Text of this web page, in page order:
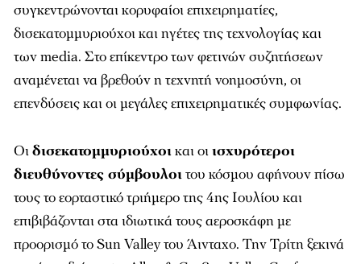
συγκεντρώνονται κορυφαίοι επιχειρηματίες,
δισεκατομμυριούχοι και ηγέτες της τεχνολογίας και
των media. Στο επίκεντρο των φετινών συζητήσεων
αναμένεται να βρεθούν η τεχνητή νοημοσύνη, οι
επενδύσεις και οι μεγάλες επιχειρηματικές συμφωνίας.
Οιδισεκατομμυριούχοικαι οιισχυρότεροι
διευθύνοντες σύμβουλοιτου κόσμου αφήνουν πίσω
τους το εορταστικό τριήμερο της 4ης Ιουλίου και
επιβιβάζονται στα ιδιωτικά τους αεροσκάφη με
προορισμό το Sun Valley του Άινταχο. Την Τρίτη ξεκινά